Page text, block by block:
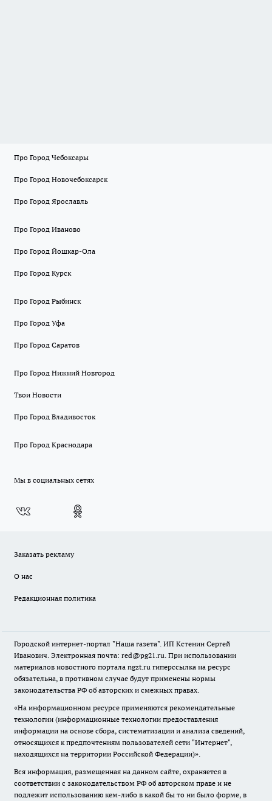
Про Город Чебоксары
Про Город Новочебоксарск
Про Город Ярославль
Про Город Иваново
Про Город Йошкар-Ола
Про Город Курск
Про Город Рыбинск
Про Город Уфа
Про Город Саратов
Про Город Нижний Новгород
Твои Новости
Про Город Владивосток
Про Город Краснодара
Мы в социальных сетях
Заказать рекламу
О нас
Редакционная политика
Городской интернет-портал "Наша газета". ИП Кстенин Сергей
Иванович. Электронная почта: red@pg21.ru. При использовании
материалов новостного портала ngzt.ru гиперссылка на ресурс
обязательна, в противном случае будут применены нормы
законодательства РФ об авторских и смежных правах.
«На информационном ресурсе применяются рекомендательные
технологии (информационные технологии предоставления
информации на основе сбора, систематизации и анализа сведений,
относящихся к предпочтениям пользователей сети "Интернет",
находящихся на территории Российской Федерации)».
Вся информация, размещенная на данном сайте, охраняется в
соответствии с законодательством РФ об авторском праве и не
подлежит использованию кем-либо в какой бы то ни было форме, в